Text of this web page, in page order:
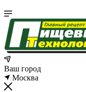
Ваш город
Москва